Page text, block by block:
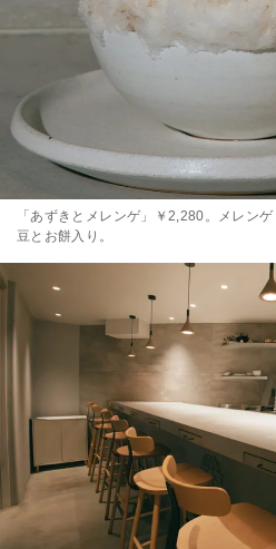
「あずきとメレンゲ」￥2,280。メレン
豆とお餅入り。